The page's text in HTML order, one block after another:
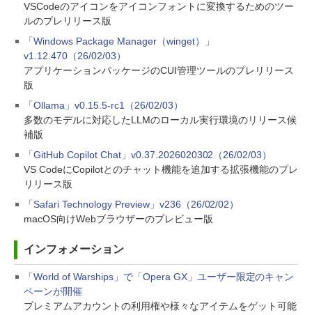
VSCodeのアイコンをアイコンフォントに変換するためのツー
ルのプレリリース版
「Windows Package Manager（winget）」
v1.12.470（26/02/03）
アプリケーションパッケージのCUI管理ツールのプレリリース
版
「Ollama」v0.15.5-rc1（26/02/03）
多数のモデルに対応したLLMのローカル実行環境のリリース候
補版
「GitHub Copilot Chat」v0.37.2026020302（26/02/03）
VS CodeにCopilotとのチャット機能を追加する拡張機能のプレ
リリース版
「Safari Technology Preview」v236（26/02/02）
macOS向けWebブラウザーのプレビュー版
インフォメーション
「World of Warships」で「Opera GX」ユーザー限定のキャン
ペーンが開催
プレミアムアカウントの利用権や様々なアイテムをゲット可能